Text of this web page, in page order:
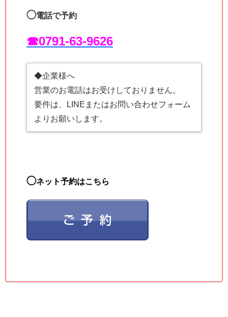
◯電話で予約
☎︎0791-63-9626
◆企業様へ
営業のお電話はお受けしておりません。
要件は、LINEまたはお問い合わせフォーム
よりお願いします。
◯ネット予約はこちら